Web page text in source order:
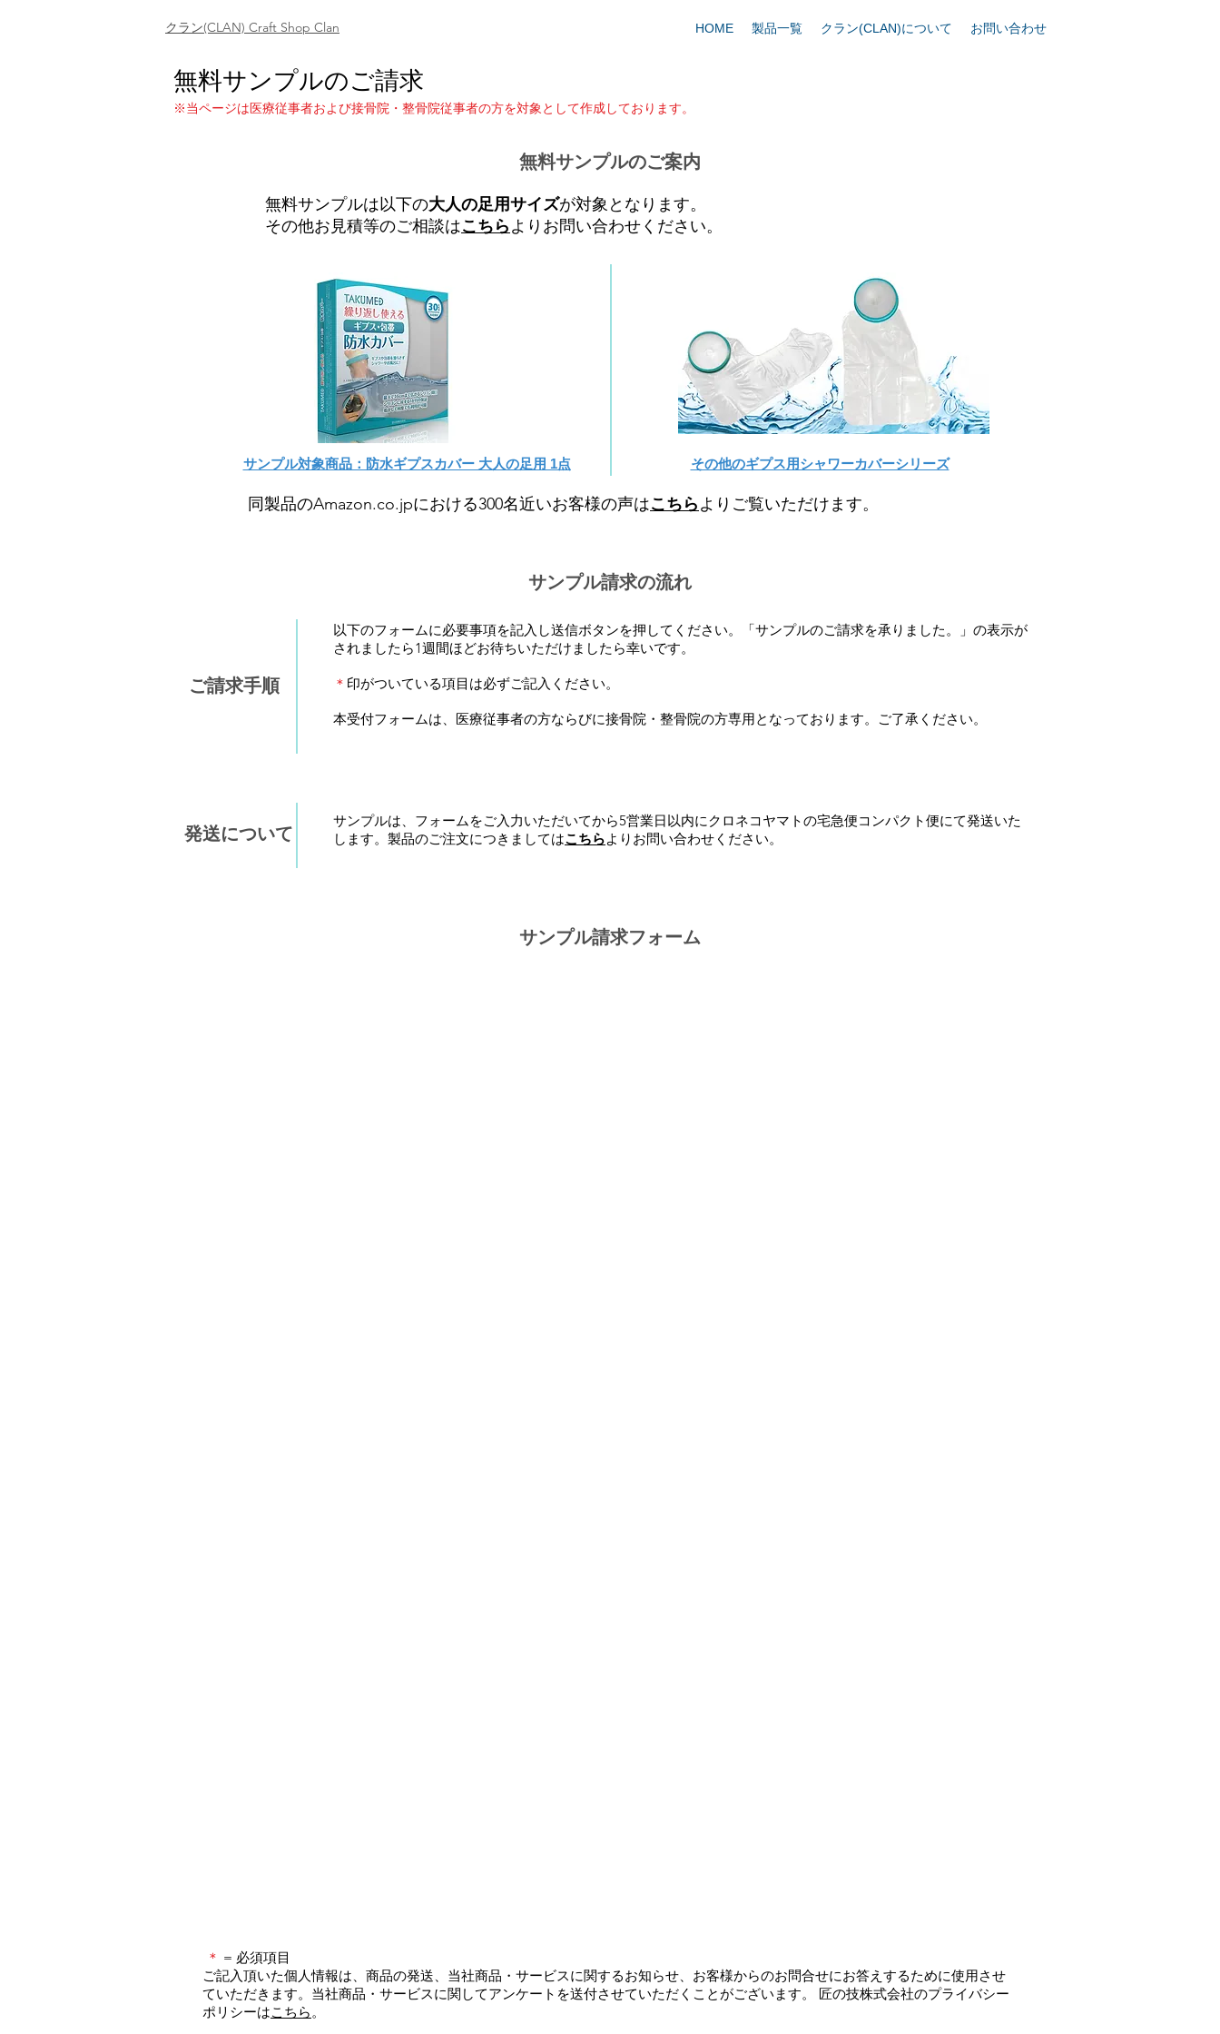
クラン(CLAN) Craft Shop Clan HOME 製品一覧 クラン(CLAN)について お問い合わせ
無料サンプルのご請求
※当ページは医療従事者および接骨院・整骨院従事者の方を対象として作成しております。
無料サンプルのご案内
無料サンプルは以下の大人の足用サイズが対象となります。
その他お見積等のご相談はこちらよりお問い合わせください。
サンプル対象商品：防水ギプスカバー 大人の足用 1点 その他のギプス用シャワーカバーシリーズ
同製品のAmazon.co.jpにおける300名近いお客様の声はこちらよりご覧いただけます。
サンプル請求の流れ
ご請求手順
以下のフォームに必要事項を記入し送信ボタンを押してください。「サンプルのご請求を承りました。」の表示が
されましたら1週間ほどお待ちいただけましたら幸いです。
＊ 印がついている項目は必ずご記入ください。
本受付フォームは、医療従事者の方ならびに接骨院・整骨院の方専用となっております。ご了承ください。
発送について
サンプルは、フォームをご入力いただいてから5営業日以内にクロネコヤマトの宅急便コンパクト便にて発送いた
します。製品のご注文につきましてはこちらよりお問い合わせください。
サンプル請求フォーム
＊ = 必須項目
ご記入頂いた個人情報は、商品の発送、当社商品・サービスに関するお知らせ、お客様からのお問合せにお答えするために使用させ
ていただきます。当社商品・サービスに関してアンケートを送付させていただくことがございます。 匠の技株式会社のプライバシー
ポリシーはこちら。​